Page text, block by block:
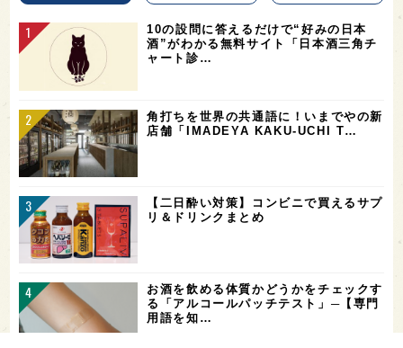
10の設問に答えるだけで“好みの日本
酒”がわかる無料サイト「日本酒三角チ
ャート診…
角打ちを世界の共通語に！いまでやの新
店舗「IMADEYA KAKU-UCHI T…
【二日酔い対策】コンビニで買えるサプ
リ＆ドリンクまとめ
お酒を飲める体質かどうかをチェックす
る「アルコールパッチテスト」─【専門
用語を知…